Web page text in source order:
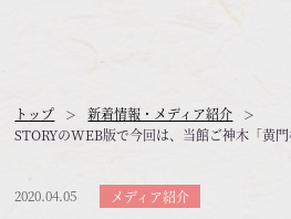
トップ
新着情報・メディア紹介
STORYのWEB版で今回は、当館ご神木「黄
2020.04.05 メディア紹介